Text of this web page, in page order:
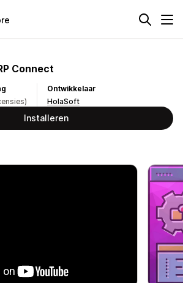
Connect
Ontwikkelaar
HolaSoft
Installeren